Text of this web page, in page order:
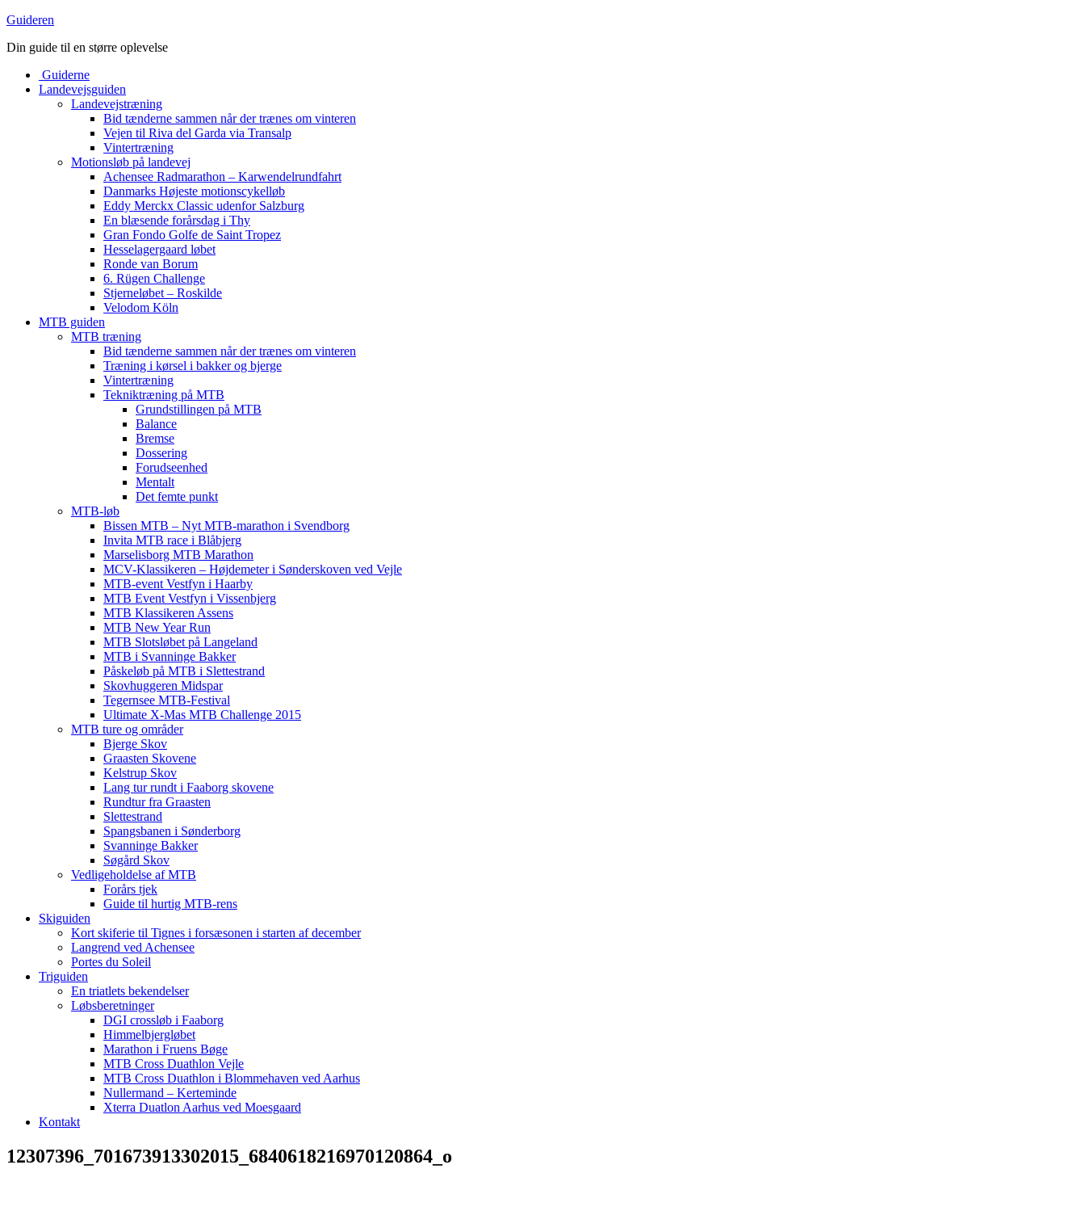
Guideren
Din guide til en større oplevelse
Guiderne
Landevejsguiden
Landevejstræning
Bid tænderne sammen når der trænes om vinteren
Vejen til Riva del Garda via Transalp
Vintertræning
Motionsløb på landevej
Achensee Radmarathon – Karwendelrundfahrt
Danmarks Højeste motionscykelløb
Eddy Merckx Classic udenfor Salzburg
En blæsende forårsdag i Thy
Gran Fondo Golfe de Saint Tropez
Hesselagergaard løbet
Ronde van Borum
6. Rügen Challenge
Stjerneløbet – Roskilde
Velodom Köln
MTB guiden
MTB træning
Bid tænderne sammen når der trænes om vinteren
Træning i kørsel i bakker og bjerge
Vintertræning
Tekniktræning på MTB
Grundstillingen på MTB
Balance
Bremse
Dossering
Forudseenhed
Mentalt
Det femte punkt
MTB-løb
Bissen MTB – Nyt MTB-marathon i Svendborg
Invita MTB race i Blåbjerg
Marselisborg MTB Marathon
MCV-Klassikeren – Højdemeter i Sønderskoven ved Vejle
MTB-event Vestfyn i Haarby
MTB Event Vestfyn i Vissenbjerg
MTB Klassikeren Assens
MTB New Year Run
MTB Slotsløbet på Langeland
MTB i Svanninge Bakker
Påskeløb på MTB i Slettestrand
Skovhuggeren Midspar
Tegernsee MTB-Festival
Ultimate X-Mas MTB Challenge 2015
MTB ture og områder
Bjerge Skov
Graasten Skovene
Kelstrup Skov
Lang tur rundt i Faaborg skovene
Rundtur fra Graasten
Slettestrand
Spangsbanen i Sønderborg
Svanninge Bakker
Søgård Skov
Vedligeholdelse af MTB
Forårs tjek
Guide til hurtig MTB-rens
Skiguiden
Kort skiferie til Tignes i forsæsonen i starten af december
Langrend ved Achensee
Portes du Soleil
Triguiden
En triatlets bekendelser
Løbsberetninger
DGI crossløb i Faaborg
Himmelbjergløbet
Marathon i Fruens Bøge
MTB Cross Duathlon Vejle
MTB Cross Duathlon i Blommehaven ved Aarhus
Nullermand – Kerteminde
Xterra Duatlon Aarhus ved Moesgaard
Kontakt
12307396_701673913302015_6840618216970120864_o